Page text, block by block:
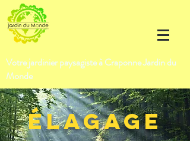
Votre jardinier paysagiste à Craponne Jardin du
Monde
Élagage